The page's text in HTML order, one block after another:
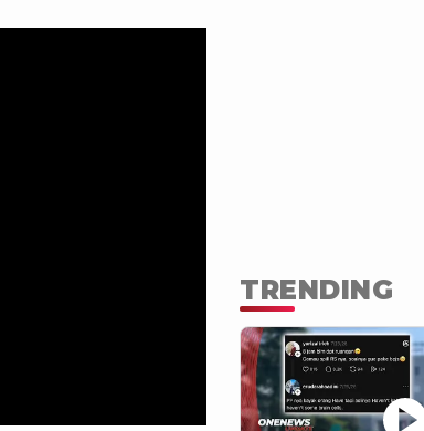
TRENDING